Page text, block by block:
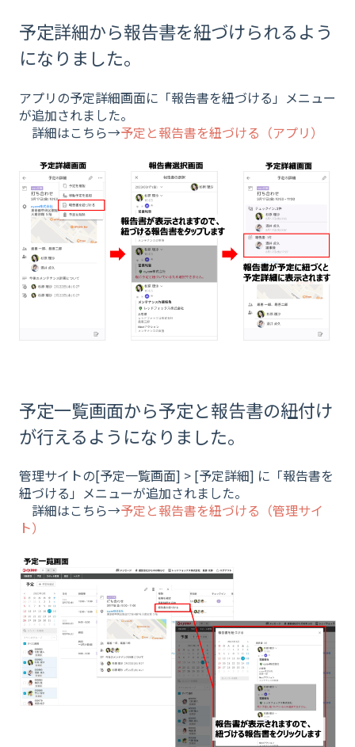
予定詳細から報告書を紐づけられるよう
になりました。
アプリの予定詳細画面に「報告書を紐づける」メニュー
が追加されました。
詳細はこちら→予定と報告書を紐づける（アプリ）
予定一覧画面から予定と報告書の紐付け
が行えるようになりました。
管理サイトの[予定一覧画面] > [予定詳細] に「報告書を
紐づける」メニューが追加されました。
詳細はこちら→予定と報告書を紐づける（管理サイ
ト）